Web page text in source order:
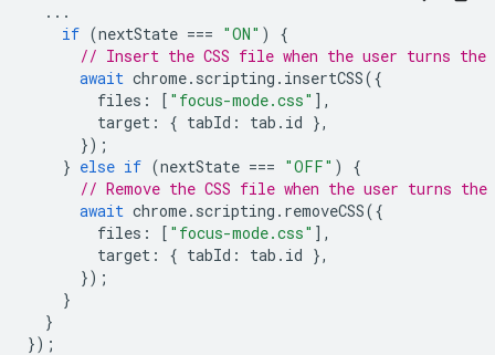
...
if (nextState === "ON" )
{
// Insert the CSS file when the user turns the
await chrome. scripting . insertCSS({
files : [ "focus-mode.css" ],
target : { tabId : tab . id },
});
} else if (nextState === "OFF" )
{
// Remove the CSS file when the user turns
await chrome. scripting . removeCSS({
files : [ "focus-mode.css" ],
target : { tabId : tab . id },
});
}
}
});